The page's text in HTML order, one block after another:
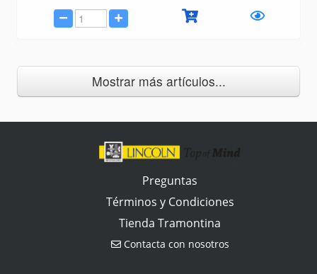
Mostrar más artículos...
Preguntas
Términos y Condiciones
Tienda Tramontina
Contacta con nosotros